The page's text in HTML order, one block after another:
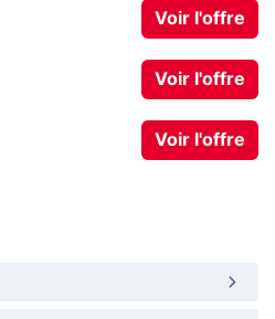
Voir l'offre
Voir l'offre
Voir l'offre